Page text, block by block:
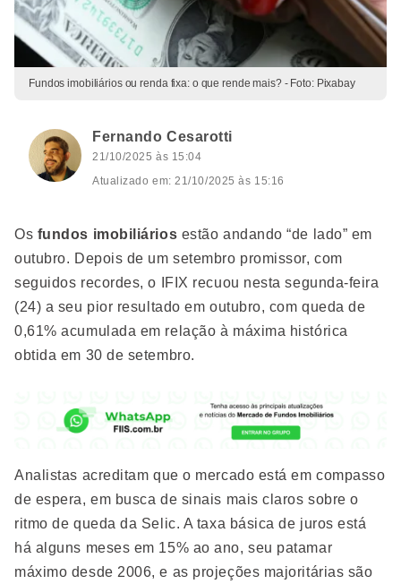
Fundos imobiliários ou renda fixa: o que rende mais? - Foto: Pixabay
Fernando Cesarotti
21/10/2025 às 15:04
Atualizado em: 21/10/2025 às 15:16
Os fundos imobiliários estão andando “de lado” em
outubro. Depois de um setembro promissor, com
seguidos recordes, o IFIX recuou nesta segunda-feira
(24) a seu pior resultado em outubro, com queda de
0,61% acumulada em relação à máxima histórica
obtida em 30 de setembro.
Analistas acreditam que o mercado está em compasso
de espera, em busca de sinais mais claros sobre o
ritmo de queda da Selic. A taxa básica de juros está
há alguns meses em 15% ao ano, seu patamar
máximo desde 2006, e as projeções majoritárias são